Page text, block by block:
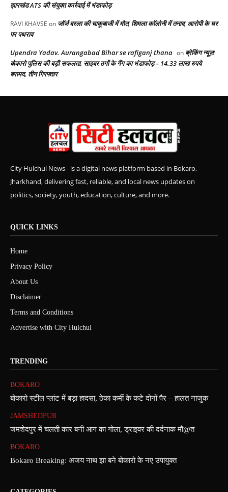
झारखंड ATS की संयुक्त कार्रवाई में भंडाफोड़
RAVI KHAVSE on जॉर्ज बरला की चाकूबाजी में मौत, शिमला कॉलोनी में तनाव, आरोपी के घर
पर पथराव
Upendra Yadav. Aurangabad Bihar se rafiganj thana on ब्रेकिंग न्यूज़:
बोकारो पुलिस की बड़ी सफलता, साइबर ठगों के गैंग का भंडाफोड़ – 14.33 लाख रुपये
बरामद, तीन गिरफ्तार
City Hulchul News - is a digital news platform based in Bokaro,
Jharkhand, delivering fast, reliable, and local news updates on
politics, society, youth, education, culture, and more.
QUICK LINKS
Home
Privacy Policy
About Us
Disclaimer
Terms and Conditions
Advertise with City Hulchul
TRENDING
BOKARO
बोकारो स्टील प्लांट में बड़ा हादसा, ठेका कर्मी के कटे दोनों पैर – हालत नाजुक
JAMSHEDPUR
जमशेदपुर में चलती कार बनी आग का गोला, ड्राइवर की दर्दनाक मौ@त
BOKARO
Bokaro Breaking: अजय नाथ झा बने बोकारो के नए उपायुक्त